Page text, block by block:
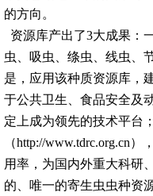
的方向。
资源库产出了3大成果：
虫、吸虫、绦虫、线虫、
是，应用该种质资源库，
于公共卫生、食品安全及
定上成为领先的技术平台
（http://www.tdrc.org.cn）
用率，为国内外重大科研
的、唯一的寄生虫虫种资